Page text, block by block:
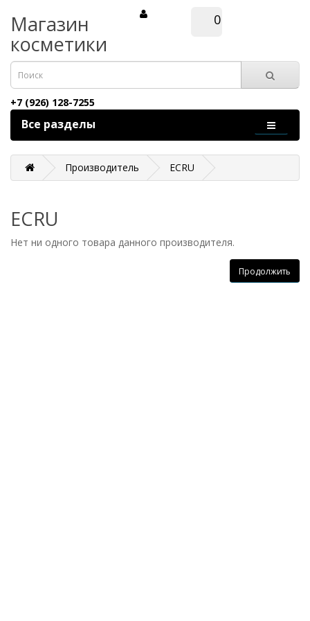
Магазин
косметики
0
+7 (926) 128-7255
Все разделы
Производитель ECRU
ECRU
Нет ни одного товара данного производителя.
Продолжить